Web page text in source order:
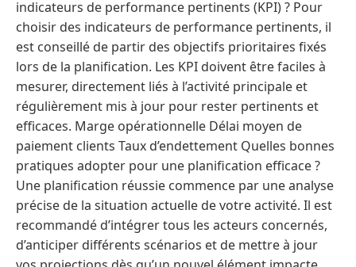
indicateurs de performance pertinents (KPI) ? Pour
choisir des indicateurs de performance pertinents, il
est conseillé de partir des objectifs prioritaires fixés
lors de la planification. Les KPI doivent être faciles à
mesurer, directement liés à l’activité principale et
régulièrement mis à jour pour rester pertinents et
efficaces. Marge opérationnelle Délai moyen de
paiement clients Taux d’endettement Quelles bonnes
pratiques adopter pour une planification efficace ?
Une planification réussie commence par une analyse
précise de la situation actuelle de votre activité. Il est
recommandé d’intégrer tous les acteurs concernés,
d’anticiper différents scénarios et de mettre à jour